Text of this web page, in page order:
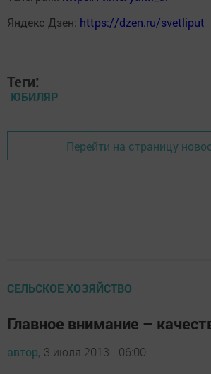
Яндекс Дзен: https://dzen.ru/svetliput
Теги:
ЮБИЛЯР
Перейти на страницу
СЕЛЬСКОЕ ХОЗЯЙСТВО
Главное внимание –
автор, 3 июля 2013 - 06:00